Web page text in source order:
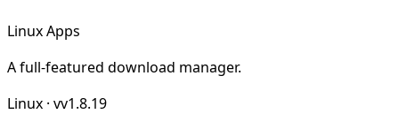
Linux Apps
A full-featured download manager.
Linux · vv1.8.19